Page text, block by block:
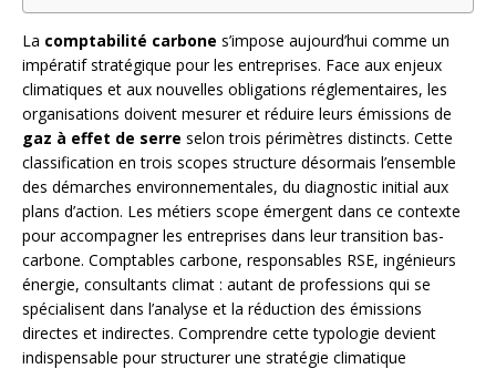
La comptabilité carbone s’impose aujourd’hui comme un
impératif stratégique pour les entreprises. Face aux enjeux
climatiques et aux nouvelles obligations réglementaires, les
organisations doivent mesurer et réduire leurs émissions de
gaz à effet de serre selon trois périmètres distincts. Cette
classification en trois scopes structure désormais l’ensemble
des démarches environnementales, du diagnostic initial aux
plans d’action. Les métiers scope émergent dans ce contexte
pour accompagner les entreprises dans leur transition bas-
carbone. Comptables carbone, responsables RSE, ingénieurs
énergie, consultants climat : autant de professions qui se
spécialisent dans l’analyse et la réduction des émissions
directes et indirectes. Comprendre cette typologie devient
indispensable pour structurer une stratégie climatique